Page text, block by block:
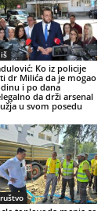
Ko iz policije
dr Milića da je mogao
i po dana
da drži arsenal
u svom posedu